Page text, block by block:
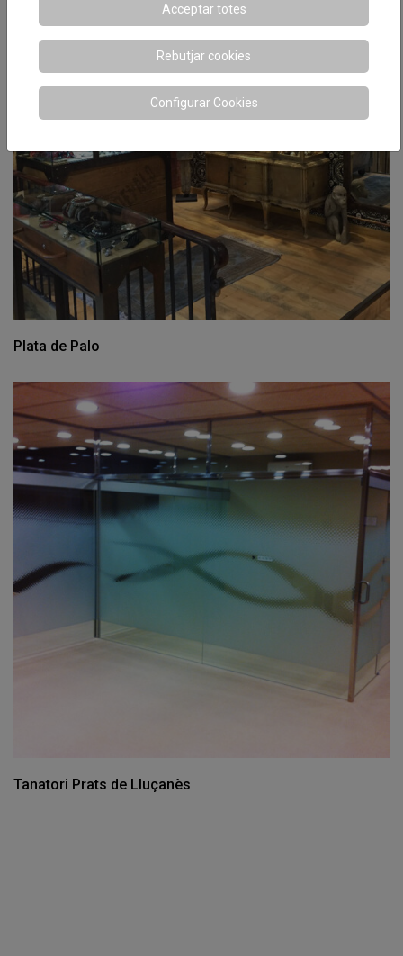
Plata de Palo
Tanatori Prats de Lluçanès
Acceptar totes
Rebutjar cookies
Configurar Cookies